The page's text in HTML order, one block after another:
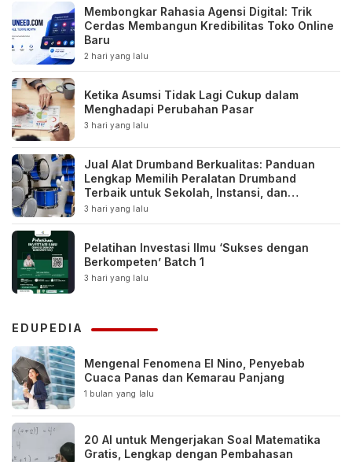
Membongkar Rahasia Agensi Digital: Trik
Cerdas Membangun Kredibilitas Toko Online
Baru
2 hari yang lalu
Ketika Asumsi Tidak Lagi Cukup dalam
Menghadapi Perubahan Pasar
3 hari yang lalu
Jual Alat Drumband Berkualitas: Panduan
Lengkap Memilih Peralatan Drumband
Terbaik untuk Sekolah, Instansi, dan
Komunitas
3 hari yang lalu
Pelatihan Investasi Ilmu ‘Sukses dengan
Berkompeten’ Batch 1
3 hari yang lalu
EDUPEDIA
Mengenal Fenomena El Nino, Penyebab
Cuaca Panas dan Kemarau Panjang
1 bulan yang lalu
20 AI untuk Mengerjakan Soal Matematika
Gratis, Lengkap dengan Pembahasan